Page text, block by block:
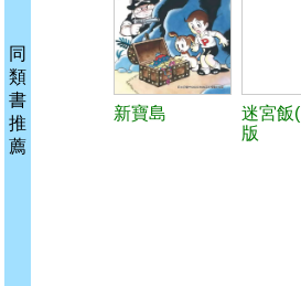
同
類
書
推
薦
新寶島
迷宮飯
版